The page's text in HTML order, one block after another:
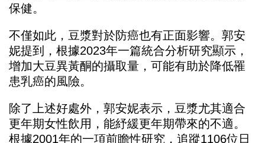
保健。
不僅如此，豆漿對於防癌也有正面影響。郭安
妮提到，根據2023年一篇統合分析研究顯示，
增加大豆異黃酮的攝取量，可能有助於降低罹
患乳癌的風險。
除了上述好處外，郭安妮表示，豆漿尤其適合
更年期女性飲用，能紓緩更年期帶來的不適。
根據2001年的一項前瞻性研究，追蹤1106位日